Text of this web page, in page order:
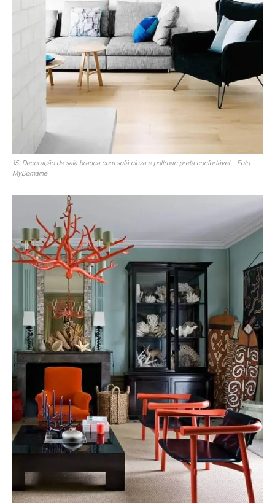
15. Decoração de sala branca com sofá cinza e poltroan preta confortável – Foto
MyDomaine